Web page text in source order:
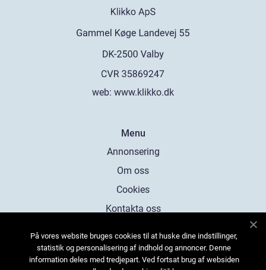
web: www.klikko.dk
Menu
Annonsering
Om oss
Cookies
Kontakta oss
På vores website bruges cookies til at huske dine indstillinger,
statistik og personalisering af indhold og annoncer. Denne
information deles med tredjepart. Ved fortsat brug af websiden